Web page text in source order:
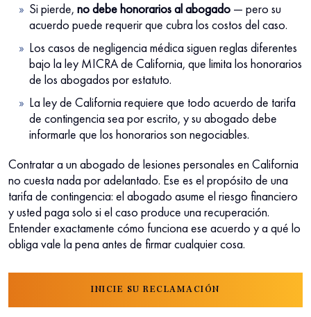
Si pierde, no debe honorarios al abogado — pero su
acuerdo puede requerir que cubra los costos del caso.
Los casos de negligencia médica siguen reglas diferentes
bajo la ley MICRA de California, que limita los honorarios
de los abogados por estatuto.
La ley de California requiere que todo acuerdo de tarifa
de contingencia sea por escrito, y su abogado debe
informarle que los honorarios son negociables.
Contratar a un abogado de lesiones personales en California
no cuesta nada por adelantado. Ese es el propósito de una
tarifa de contingencia: el abogado asume el riesgo financiero
y usted paga solo si el caso produce una recuperación.
Entender exactamente cómo funciona ese acuerdo y a qué lo
obliga vale la pena antes de firmar cualquier cosa.
INICIE SU RECLAMACIÓN